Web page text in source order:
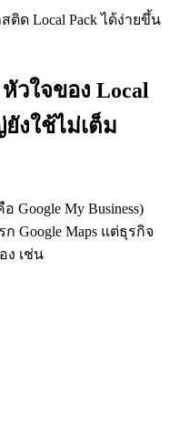
ด Local Pack ได้ง่ายขึ้น
หัวใจของ Local
งใช้ไม่เต็ม
Google My Business)
Maps แต่ธุรกิจ
ง เช่น